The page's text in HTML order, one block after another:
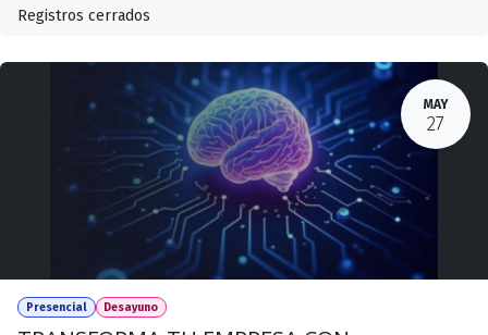
Registros cerrados
MAY
27
Presencial Desayuno